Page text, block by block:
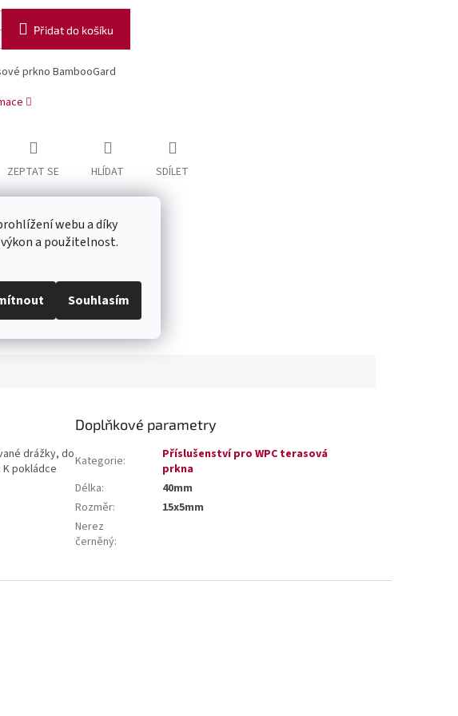
webu a díky
a použitelnost.
Souhlasím
Přidat do košíku
prkno BambooGard
ZEPTAT SE HLÍDAT SDÍLET
drážky, do
pokládce
Doplňkové parametry
Kategorie:
Příslušenství pro WPC terasová
prkna
Délka:
40mm
Rozměr:
15x5mm
Nerez
černěný: